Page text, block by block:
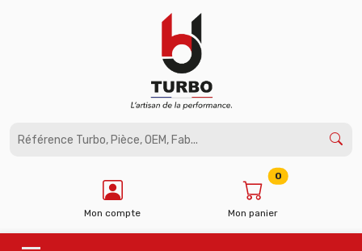
Mon compte Mon panier
0
Panneau de gestion des cookies